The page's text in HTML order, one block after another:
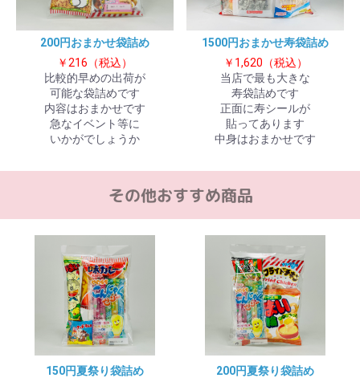
お買い物を続ける カートへ進む
200円おまかせ袋詰め
￥216（税込）
比較的早めの出荷が
可能な袋詰めです
内容はおまかせです
急なイベント等に
いかがでしょうか
1500円おまかせ寿袋詰め
￥1,620（税込）
当店で最も大きな
寿袋詰めです
正面に寿シールが
貼ってあります
中身はおまかせです
150円夏祭り袋詰め
200円夏祭り袋詰め